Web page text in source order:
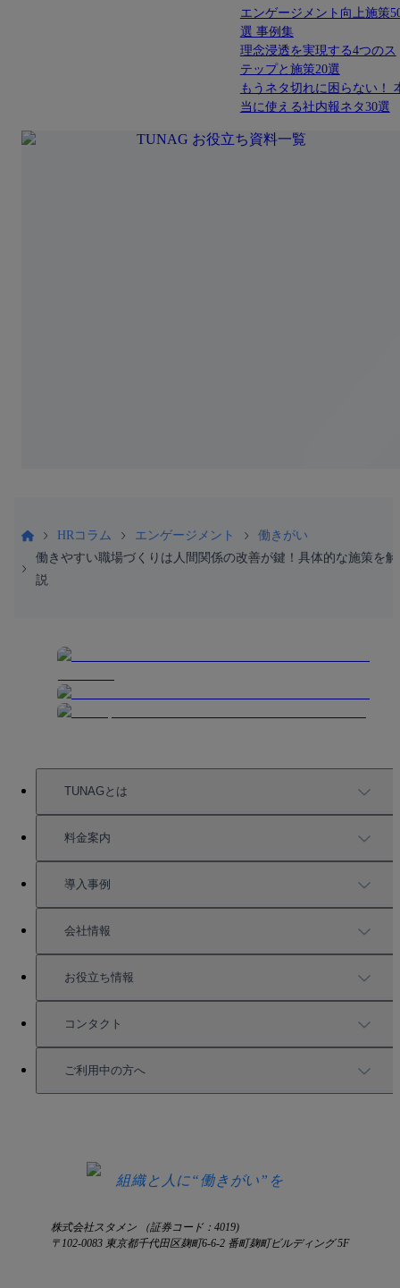
エンゲージメント向上施策
選 事例集
理念浸透を実現する4つのス
テップと施策20選
もうネタ切れに困らない！
当に使える社内報ネタ30選
HRコラム エンゲージメント
働きがい
働きやすい職場づくりは人間関係の改善が鍵！具体的な施策を解
説
TUNAGとは
TUNAGの特徴
機能一覧
充実したサポート
料金案内
料金案内
導入事例
導入事例
活用方法
会社情報
会社情報
お役立ち情報
お役立ち資料一覧
セミナー情報
コンタクト
サービス資料請求
ご利用中の方へ
組織と人に“働きがい”を
株式会社スタメン （証券コード：4019)
〒102-0083 東京都千代田区麹町6-6-2 番町麹町ビルディング 5F